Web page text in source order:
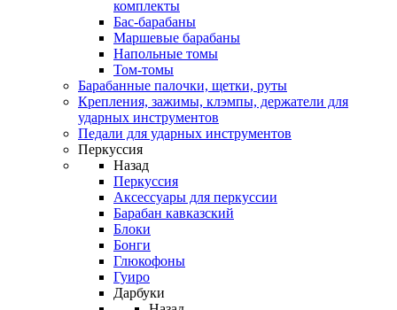
комплекты
Бас-барабаны
Маршевые барабаны
Напольные томы
Том-томы
Барабанные палочки, щетки, руты
Крепления, зажимы, клэмпы, держатели для
ударных инструментов
Педали для ударных инструментов
Перкуссия
Назад
Перкуссия
Аксессуары для перкуссии
Барабан кавказский
Блоки
Бонги
Глюкофоны
Гуиро
Дарбуки